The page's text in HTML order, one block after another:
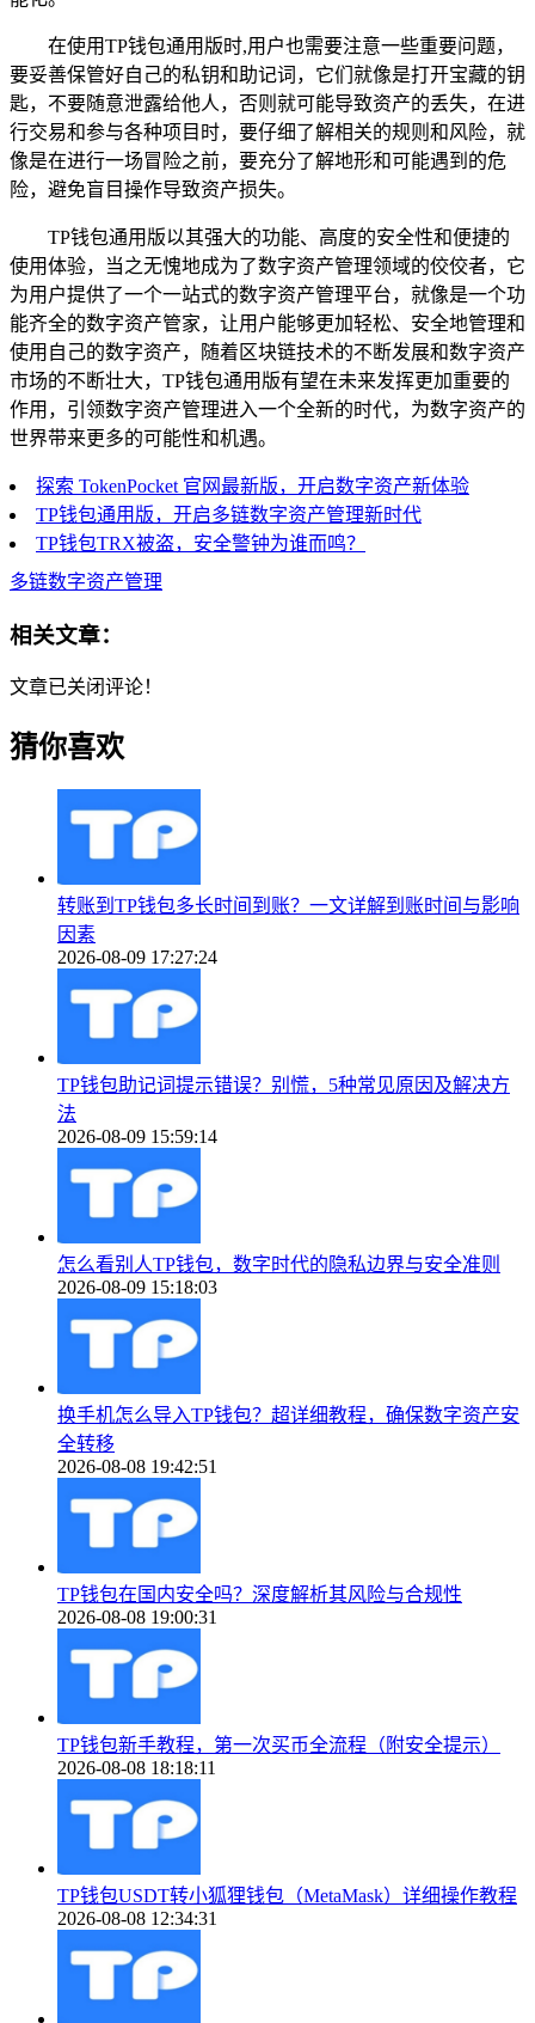
在使用TP钱包通用版时,用户也需要注意一些重要问题，
要妥善保管好自己的私钥和助记词，它们就像是打开宝藏的钥
匙，不要随意泄露给他人，否则就可能导致资产的丢失，在进
行交易和参与各种项目时，要仔细了解相关的规则和风险，就
像是在进行一场冒险之前，要充分了解地形和可能遇到的危
险，避免盲目操作导致资产损失。
TP钱包通用版以其强大的功能、高度的安全性和便捷的
使用体验，当之无愧地成为了数字资产管理领域的佼佼者，它
为用户提供了一个一站式的数字资产管理平台，就像是一个功
能齐全的数字资产管家，让用户能够更加轻松、安全地管理和
使用自己的数字资产，随着区块链技术的不断发展和数字资产
市场的不断壮大，TP钱包通用版有望在未来发挥更加重要的
作用，引领数字资产管理进入一个全新的时代，为数字资产的
世界带来更多的可能性和机遇。
探索 TokenPocket 官网最新版，开启数字资产新体验
TP钱包通用版，开启多链数字资产管理新时代
TP钱包TRX被盗，安全警钟为谁而鸣？
多链数字资产管理
相关文章：
文章已关闭评论！
猜你喜欢
转账到TP钱包多长时间到账？一文详解到账时间与影响
因素
2026-08-09 17:27:24
TP钱包助记词提示错误？别慌，5种常见原因及解决方
法
2026-08-09 15:59:14
怎么看别人TP钱包，数字时代的隐私边界与安全准则
2026-08-09 15:18:03
换手机怎么导入TP钱包？超详细教程，确保数字资产安
全转移
2026-08-08 19:42:51
TP钱包在国内安全吗？深度解析其风险与合规性
2026-08-08 19:00:31
TP钱包新手教程，第一次买币全流程（附安全提示）
2026-08-08 18:18:11
TP钱包USDT转小狐狸钱包（MetaMask）详细操作教程
2026-08-08 12:34:31